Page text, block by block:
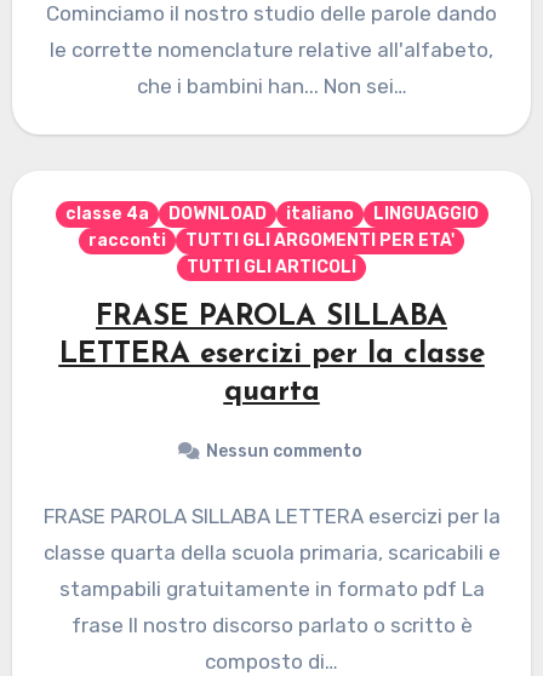
Cominciamo il nostro studio delle parole dando
le corrette nomenclature relative all'alfabeto,
che i bambini han... Non sei…
classe 4a DOWNLOAD italiano
LINGUAGGIO
racconti
TUTTI GLI ARGOMENTI PER ETA'
TUTTI GLI ARTICOLI
FRASE PAROLA SILLABA
LETTERA esercizi per la classe
quarta
Nessun commento
FRASE PAROLA SILLABA LETTERA esercizi per la
classe quarta della scuola primaria, scaricabili e
stampabili gratuitamente in formato pdf La
frase Il nostro discorso parlato o scritto è
composto di…